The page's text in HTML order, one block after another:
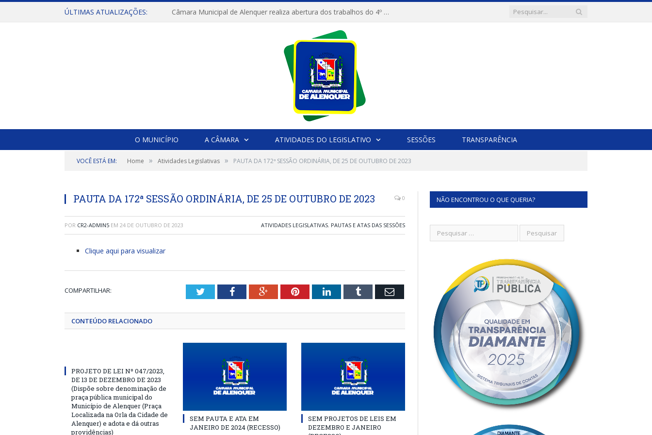
ÚLTIMAS ATUALIZAÇÕES: Câmara Municipal de Alenquer realiza abertura dos trabalhos do 4º Período Legislativo
O MUNICÍPIO A CÂMARA ATIVIDADES DO LEGISLATIVO SESSÕES TRANSPARÊNCIA
VOCÊ ESTÁ EM: Home » Atividades Legislativas » PAUTA DA 172ª SESSÃO ORDINÁRIA, DE 25 DE OUTUBRO DE 2023
PAUTA DA 172ª SESSÃO ORDINÁRIA, DE 25 DE OUTUBRO DE 2023 0
POR CR2-ADMIN5 EM 24 DE OUTUBRO DE 2023 ATIVIDADES LEGISLATIVAS, PAUTAS E ATAS DAS SESSÕES
Clique aqui para visualizar
COMPARTILHAR: TwitterFacebookGoogle+PinterestLinkedInTumblr Email
CONTEÚDO RELACIONADO
PROJETO DE LEI Nº 047/2023,
DE 13 DE DEZEMBRO DE 2023
(Dispõe sobre denominação de
praça pública municipal do
Município de Alenquer (Praça
Localizada na Orla da Cidade de
Alenquer) e adota e dá outras
providências)
SEM PAUTA E ATA EM
JANEIRO DE 2024 (RECESSO)
SEM PROJETOS DE LEIS EM
DEZEMBRO E JANEIRO
NÃO ENCONTROU O QUE QUERIA?